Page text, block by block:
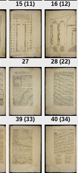
15 (11) 16 (12)
27 28 (22)
39 (33) 40 (34)